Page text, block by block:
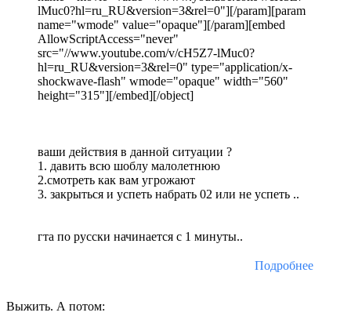
lMuc0?hl=ru_RU&version=3&rel=0"][/param][param
name="wmode" value="opaque"][/param][embed
AllowScriptAccess="never"
src="//www.youtube.com/v/cH5Z7-lMuc0?
hl=ru_RU&version=3&rel=0" type="application/x-
shockwave-flash" wmode="opaque" width="560"
height="315"][/embed][/object]
ваши действия в данной ситуации ?
1. давить всю шоблу малолетнюю
2.смотреть как вам угрожают
3. закрыться и успеть набрать 02 или не успеть ..
гта по русски начинается с 1 минуты..
Подробнее
Выжить. А потом: